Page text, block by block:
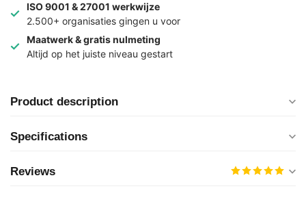
ISO 9001 & 27001 werkwijze
2.500+ organisaties gingen u voor
Maatwerk & gratis nulmeting
Altijd op het juiste niveau gestart
Product description
Specifications
Reviews